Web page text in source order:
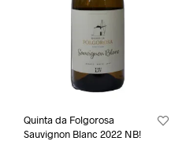
Quinta da Folgorosa
Sauvignon Blanc 2022 NB!